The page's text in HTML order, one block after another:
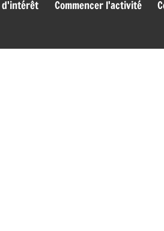
d'intérêt Commencer l'activité